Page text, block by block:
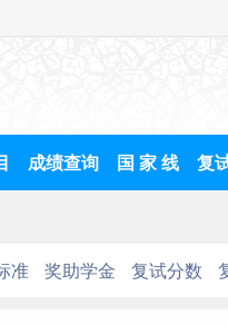
成绩查询 国 家 线 复
准 奖助学金 复试分数